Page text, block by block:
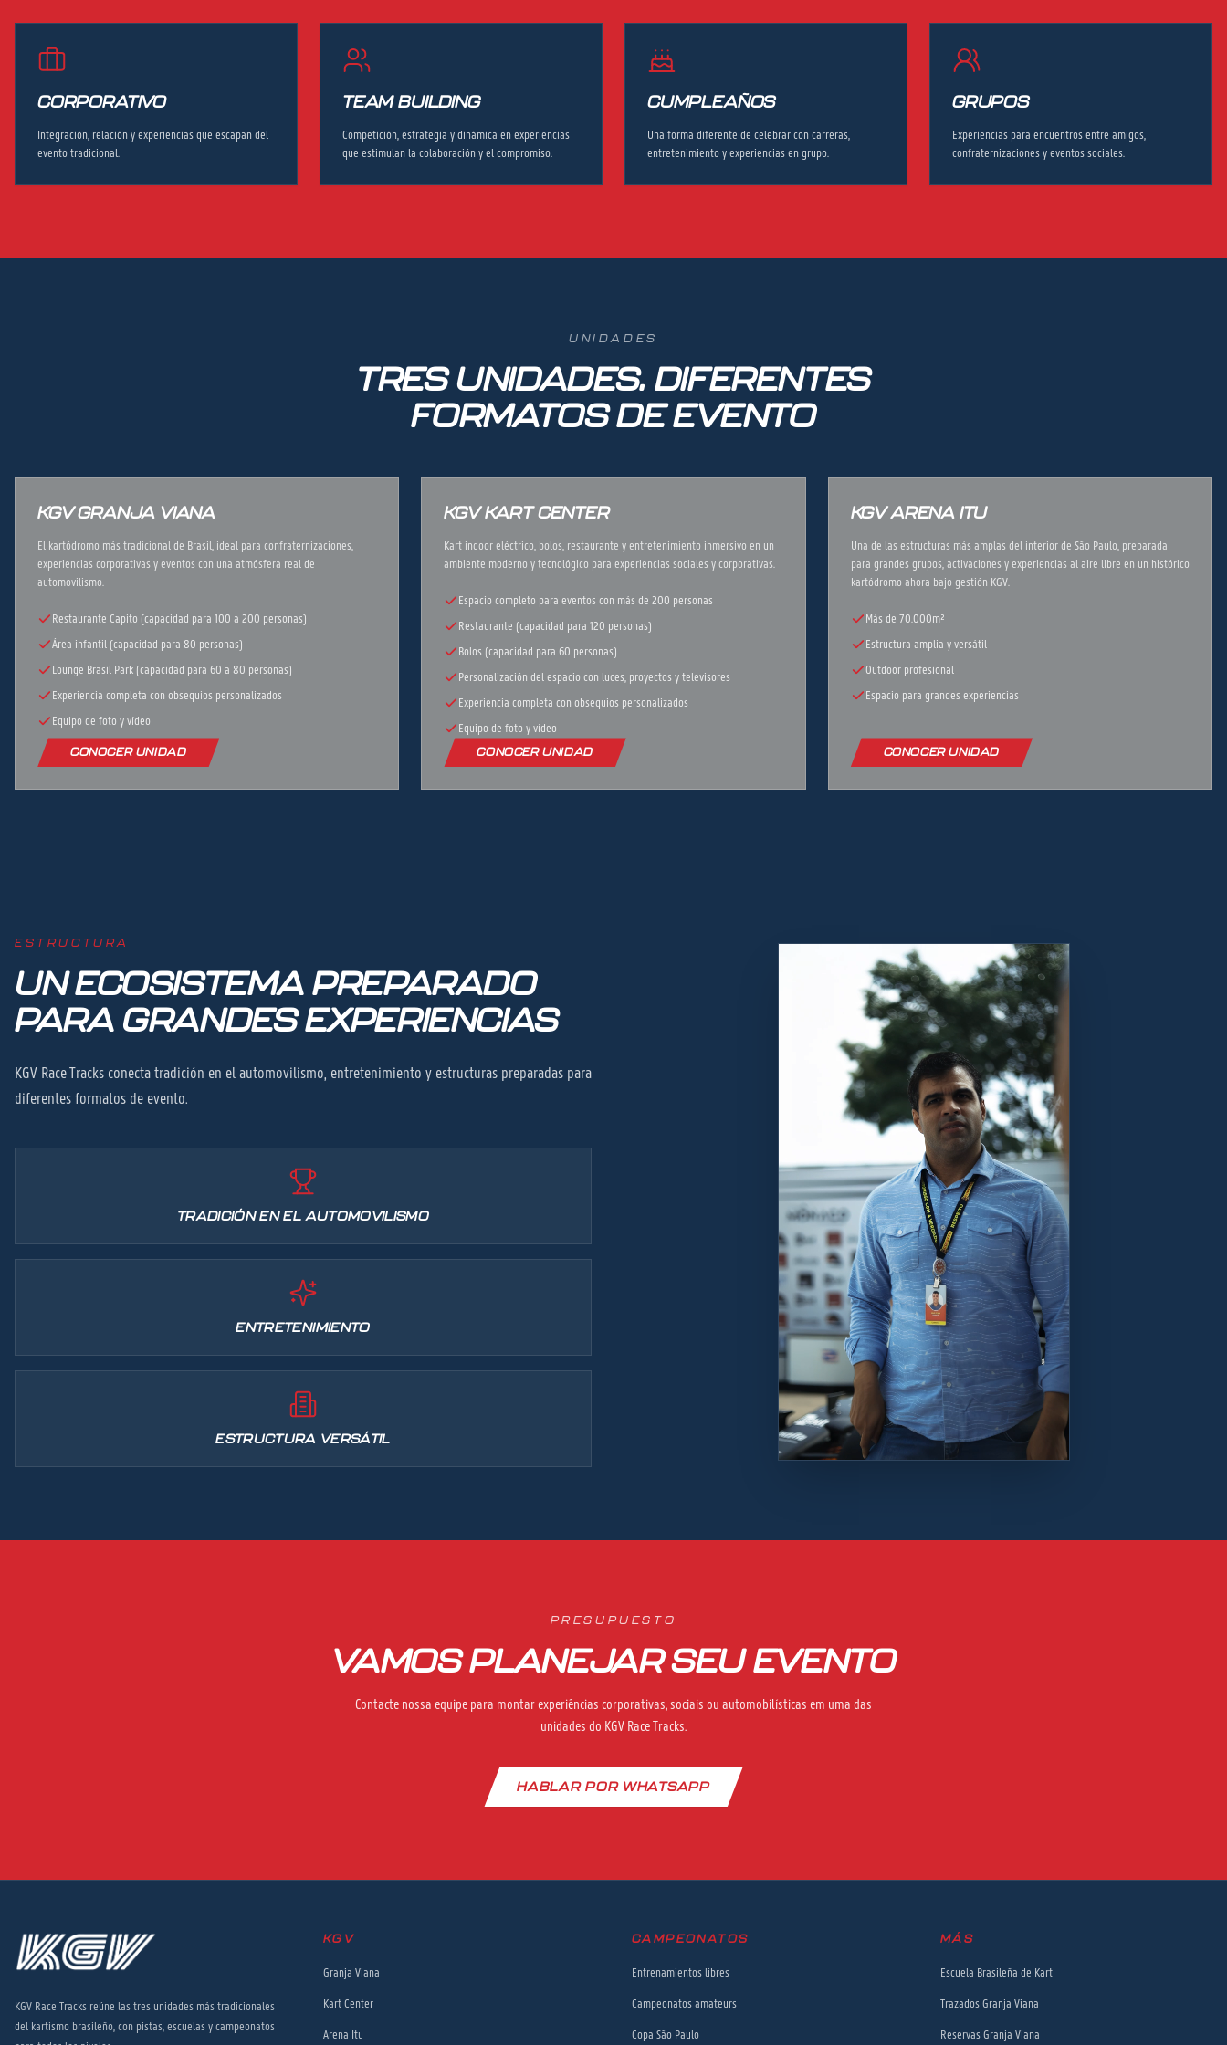
CORPORATIVO
Integración, relación y experiencias que escapan del
evento tradicional.
TEAM BUILDING
Competición, estrategia y dinámica en experiencias
que estimulan la colaboración y el compromiso.
CUMPLEAÑOS
Una forma diferente de celebrar con carreras,
entretenimiento y experiencias en grupo.
GRUPOS
Experiencias para encuentros entre amigos,
confraternizaciones y eventos sociales.
UNIDADES
TRES UNIDADES. DIFERENTES
FORMATOS DE EVENTO
KGV GRANJA VIANA
El kartódromo más tradicional de Brasil, ideal para confraternizaciones,
experiencias corporativas y eventos con una atmósfera real de
automovilismo.
Restaurante Capito (capacidad para 100 a 200 personas)
Área infantil (capacidad para 80 personas)
Lounge Brasil Park (capacidad para 60 a 80 personas)
Experiencia completa con obsequios personalizados
Equipo de foto y vídeo
CONOCER UNIDAD
KGV KART CENTER
Kart indoor eléctrico, bolos, restaurante y entretenimiento inmersivo en un
ambiente moderno y tecnológico para experiencias sociales y corporativas.
Espacio completo para eventos con más de 200 personas
Restaurante (capacidad para 120 personas)
Bolos (capacidad para 60 personas)
Personalización del espacio con luces, proyectos y televisores
Experiencia completa con obsequios personalizados
Equipo de foto y vídeo
CONOCER UNIDAD
KGV ARENA ITU
Una de las estructuras más amplas del interior de São Paulo, preparada
para grandes grupos, activaciones y experiencias al aire libre en un histórico
kartódromo ahora bajo gestión KGV.
Más de 70.000m²
Estructura amplia y versátil
Outdoor profesional
Espacio para grandes experiencias
CONOCER UNIDAD
ESTRUCTURA
UN ECOSISTEMA PREPARADO
PARA GRANDES EXPERIENCIAS
KGV Race Tracks conecta tradición en el automovilismo, entretenimiento y estructuras preparadas para
diferentes formatos de evento.
TRADICIÓN EN EL AUTOMOVILISMO
ENTRETENIMIENTO
ESTRUCTURA VERSÁTIL
PRESUPUESTO
VAMOS PLANEJAR SEU EVENTO
Contacte nossa equipe para montar experiências corporativas, sociais ou automobilísticas em uma das
unidades do KGV Race Tracks.
HABLAR POR WHATSAPP
KGV Race Tracks reúne las tres unidades más tradicionales
del kartismo brasileño, con pistas, escuelas y campeonatos
KGV
Granja Viana
Kart Center
Arena Itu
CAMPEONATOS
Entrenamientos libres
Campeonatos amateurs
Copa São Paulo
MÁS
Escuela Brasileña de Kart
Trazados Granja Viana
Reservas Granja Viana